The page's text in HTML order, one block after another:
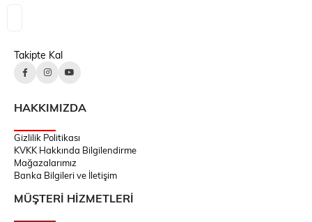
Takipte Kal
HAKKIMIZDA
Gizlilik Politikası
KVKK Hakkında Bilgilendirme
Mağazalarımız
Banka Bilgileri ve İletişim
MÜŞTERİ HİZMETLERİ